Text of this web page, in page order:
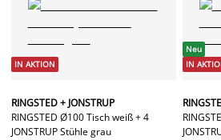
IN AKTION
RINGSTED + JONSTRUP
RINGSTED Ø100 Tisch weiß + 4
JONSTRUP Stühle grau
Neu
IN